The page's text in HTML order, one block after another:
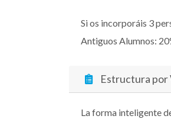
Si os incorporáis 3
Antiguos Alumnos:
Estructura por
La forma inteligente